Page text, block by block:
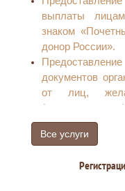
выплаты
знаком
донор России».
документов
от лиц,
определенной
признанные в
Выдача
Все услуги